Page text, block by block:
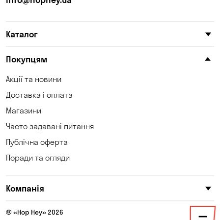
Корсунці
Коцюбинське
Кривий Ріг
Кропивницький
Каталог
Покупцям
Акції та новини
Доставка і оплата
Магазини
Часто задавані питання
Публічна оферта
Поради та огляди
Компанія
© «Hop Hey» 2026